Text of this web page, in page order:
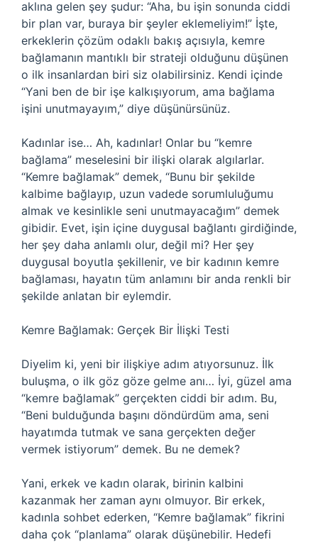
aklına gelen şey şudur: “Aha, bu işin sonunda ciddi
bir plan var, buraya bir şeyler eklemeliyim!” İşte,
erkeklerin çözüm odaklı bakış açısıyla, kemre
bağlamanın mantıklı bir strateji olduğunu düşünen
o ilk insanlardan biri siz olabilirsiniz. Kendi içinde
“Yani ben de bir işe kalkışıyorum, ama bağlama
işini unutmayayım,” diye düşünürsünüz.
Kadınlar ise… Ah, kadınlar! Onlar bu “kemre
bağlama” meselesini bir ilişki olarak algılarlar.
“Kemre bağlamak” demek, “Bunu bir şekilde
kalbime bağlayıp, uzun vadede sorumluluğumu
almak ve kesinlikle seni unutmayacağım” demek
gibidir. Evet, işin içine duygusal bağlantı girdiğinde,
her şey daha anlamlı olur, değil mi? Her şey
duygusal boyutla şekillenir, ve bir kadının kemre
bağlaması, hayatın tüm anlamını bir anda renkli bir
şekilde anlatan bir eylemdir.
Kemre Bağlamak: Gerçek Bir İlişki Testi
Diyelim ki, yeni bir ilişkiye adım atıyorsunuz. İlk
buluşma, o ilk göz göze gelme anı… İyi, güzel ama
“kemre bağlamak” gerçekten ciddi bir adım. Bu,
“Beni bulduğunda başını döndürdüm ama, seni
hayatımda tutmak ve sana gerçekten değer
vermek istiyorum” demek. Bu ne demek?
Yani, erkek ve kadın olarak, birinin kalbini
kazanmak her zaman aynı olmuyor. Bir erkek,
kadınla sohbet ederken, “Kemre bağlamak” fikrini
daha çok “planlama” olarak düşünebilir. Hedefi